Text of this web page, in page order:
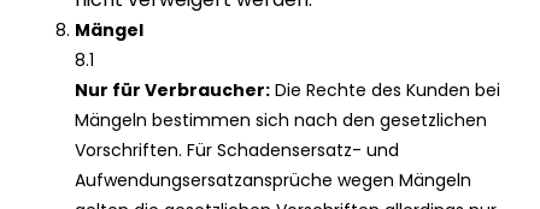
Mängel
8.1
Nur für Verbraucher: Die Rechte des Kunden bei
Mängeln bestimmen sich nach den gesetzlichen
Vorschriften. Für Schadensersatz- und
Aufwendungsersatzansprüche wegen Mängeln